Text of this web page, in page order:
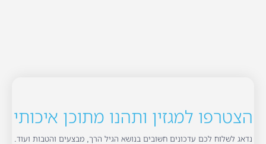
הצטרפו למגזין ותהנו מתוכן איכותי
נדאג לשלוח לכם עדכונים חשובים בנושא הגיל הרך, מבצעים והטבות ועוד.